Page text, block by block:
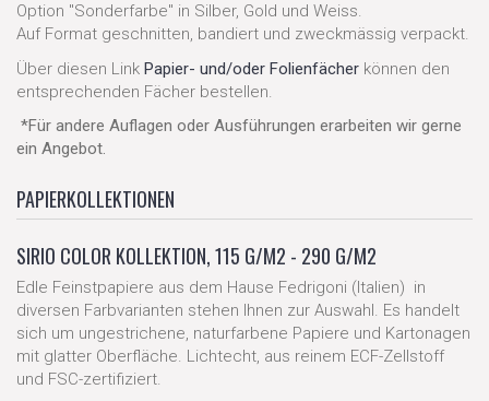
Option "Sonderfarbe" in Silber, Gold und Weiss.
Auf Format geschnitten, bandiert und zweckmässig verpackt.
Über diesen Link Papier- und/oder Folienfächer können den
entsprechenden Fächer bestellen.
*Für andere Auflagen oder Ausführungen erarbeiten wir gerne
ein Angebot.
PAPIERKOLLEKTIONEN
SIRIO COLOR KOLLEKTION, 115 G/M2 - 290 G/M2
Edle Feinstpapiere aus dem Hause Fedrigoni (Italien) in
diversen Farbvarianten stehen Ihnen zur Auswahl. Es handelt
sich um ungestrichene, naturfarbene Papiere und Kartonagen
mit glatter Oberfläche. Lichtecht, aus reinem ECF-Zellstoff
und FSC-zertifiziert.